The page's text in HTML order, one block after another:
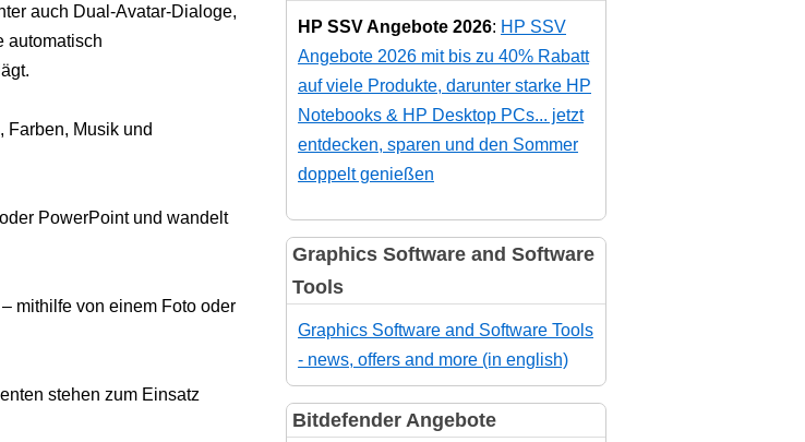
auch Dual-Avatar-Dialoge,
automatisch
Farben, Musik und
PowerPoint und wandelt
mithilfe von einem Foto oder
stehen zum Einsatz
HP SSV Angebote 2026: HP SSV
Angebote 2026 mit bis zu 40% Rabatt
auf viele Produkte, darunter starke HP
Notebooks & HP Desktop PCs... jetzt
entdecken, sparen und den Sommer
doppelt genießen
Graphics Software and Software
Tools
Graphics Software and Software Tools
- news, offers and more (in english)
Bitdefender Angebote